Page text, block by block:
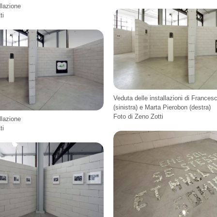
Veduta delle installazioni di
(sinistra) e Marta Pierobon (destra)
Foto di Zeno Zotti